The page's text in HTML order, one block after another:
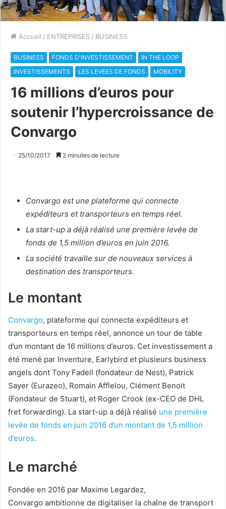
Accueil / ENTREPRISES / BUSINESS
BUSINESS FONDS D'INVESTISSEMENT
IN THE LOOP
INVESTISSEMENTS
LES LEVEES DE FONDS MOBILITY
16 millions d’euros pour
soutenir l’hypercroissance de
Convargo
25/10/2017 2 minutes de lecture
Convargo est une plateforme qui connecte
expéditeurs et transporteurs en temps réel.
La start-up a déjà réalisé une première levée de
fonds de 1,5 million d’euros en juin 2016.
La société travaille sur de nouveaux services à
destination des transporteurs.
Le montant
Convargo, plateforme qui connecte expéditeurs et
transporteurs en temps réel, annonce un tour de table
d’un montant de 16 millions d’euros. Cet investissement a
été mené par Inventure, Earlybird et plusieurs business
angels dont Tony Fadell (fondateur de Nest), Patrick
Sayer (Eurazeo), Romain Afflelou, Clément Benoit
(Fondateur de Stuart), et Roger Crook (ex-CEO de DHL
fret forwarding). La start-up a déjà réalisé une première
levée de fonds en juin 2016 d’un montant de 1,5 million
d’euros.
Le marché
Fondée en 2016 par Maxime Legardez,
Convargo ambitionne de digitaliser la chaîne de transport